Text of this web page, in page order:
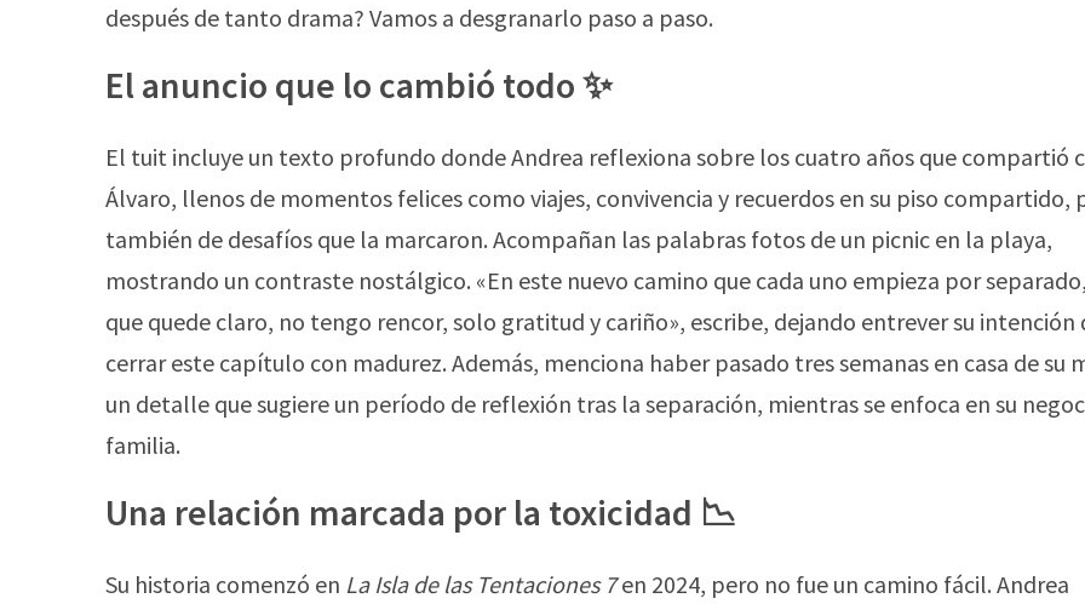
después de tanto drama? Vamos a desgranarlo paso a paso.
El anuncio que lo cambió todo ✨
El tuit incluye un texto profundo donde Andrea reflexiona sobre los cuatro años que compartió
Álvaro, llenos de momentos felices como viajes, convivencia y recuerdos en su piso compartido,
también de desafíos que la marcaron. Acompañan las palabras fotos de un picnic en la playa,
mostrando un contraste nostálgico. «En este nuevo camino que cada uno empieza por
que quede claro, no tengo rencor, solo gratitud y cariño», escribe, dejando entrever su intención
cerrar este capítulo con madurez. Además, menciona haber pasado tres semanas en casa de su
un detalle que sugiere un período de reflexión tras la separación, mientras se enfoca en su
familia.
Una relación marcada por la toxicidad 📉
Su historia comenzó en La Isla de las Tentaciones 7en 2024, pero no fue un camino fácil. Andrea